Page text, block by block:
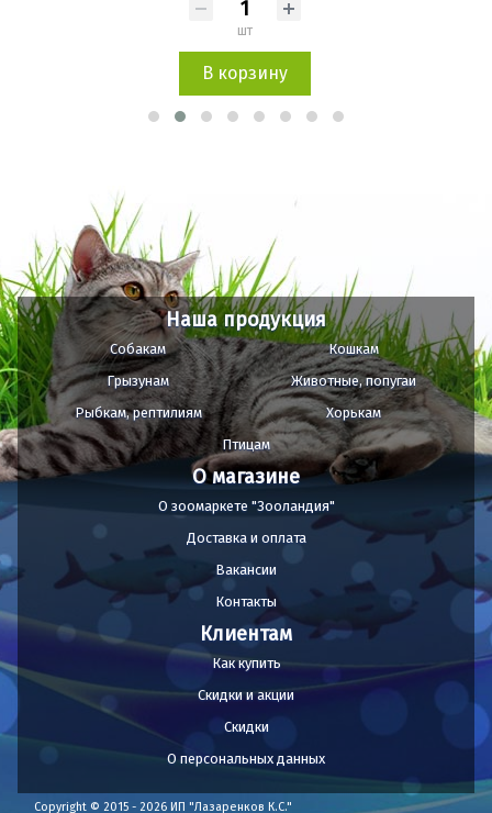
шт
В корзину
Наша продукция
Собакам
Кошкам
Грызунам
Животные, попугаи
Рыбкам, рептилиям
Хорькам
Птицам
О магазине
О зоомаркете "Зооландия"
Доставка и оплата
Вакансии
Контакты
Клиентам
Как купить
Скидки и акции
Скидки
О персональных данных
Copyright © 2015 - 2026 ИП "Лазаренков К.С."